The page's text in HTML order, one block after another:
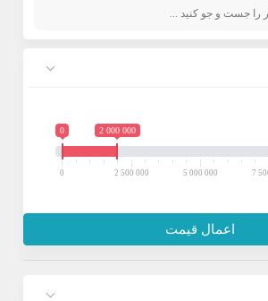
بالا
خطی
کناری
0 2 000 000
0 2 500 000 5 000 000 7
اعمال قیمت